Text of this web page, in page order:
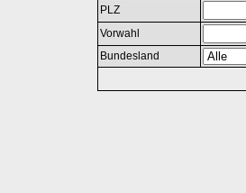
PLZ
Vorwahl
Bundesland